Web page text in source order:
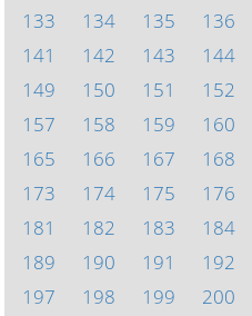
133
134 135 136
141
142 143 144
149
150 151 152
157
158 159 160
165
166 167 168
173
174 175 176
181
182 183 184
189
190 191 192
197
198 199 200